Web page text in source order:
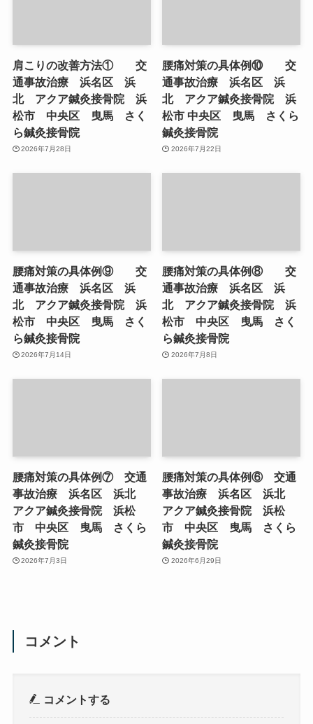
肩こりの改善方法① 交
通事故治療 浜名区 浜
北 アクア鍼灸接骨院 浜
松市 中央区 曳馬 さく
ら鍼灸接骨院
2026年7月28日
腰痛対策の具体例⑩ 交
通事故治療 浜名区 浜
北 アクア鍼灸接骨院 浜
松市 中央区 曳馬 さくら
鍼灸接骨院
2026年7月22日
腰痛対策の具体例⑨ 交
通事故治療 浜名区 浜
北 アクア鍼灸接骨院 浜
松市 中央区 曳馬 さく
ら鍼灸接骨院
2026年7月14日
腰痛対策の具体例⑧ 交
通事故治療 浜名区 浜
北 アクア鍼灸接骨院 浜
松市 中央区 曳馬 さく
ら鍼灸接骨院
2026年7月8日
腰痛対策の具体例⑦ 交通
事故治療 浜名区 浜北
アクア鍼灸接骨院 浜松
市 中央区 曳馬 さくら
鍼灸接骨院
2026年7月3日
腰痛対策の具体例⑥ 交通
事故治療 浜名区 浜北
アクア鍼灸接骨院 浜松
市 中央区 曳馬 さくら
鍼灸接骨院
2026年6月29日
コメント
コメントする